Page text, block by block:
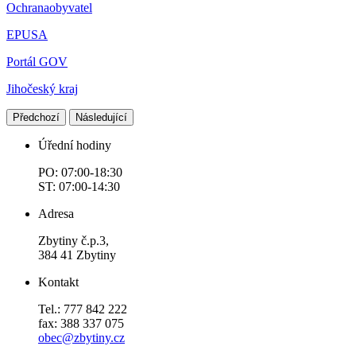
Ochranaobyvatel
EPUSA
Portál GOV
Jihočeský kraj
Předchozí Následující
Úřední hodiny
PO: 07:00-18:30
ST: 07:00-14:30
Adresa
Zbytiny č.p.3,
384 41 Zbytiny
Kontakt
Tel.: 777 842 222
fax: 388 337 075
obec@zbytiny.cz